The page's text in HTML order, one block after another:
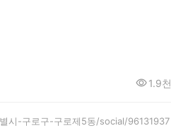
1.9천
-구로구-구로제5동/social/96131937